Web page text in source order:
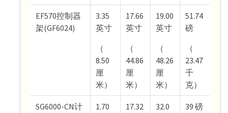
EF570控制器
架(GF6024)
3.35
英寸
（
8.50
厘
米）
17.66
英寸
（
44.86
厘
米）
19.00
英寸
（
48.26
厘
米）
51.74
磅
（
23.47
千
克）
SG6000-CN计
1.70
17.32
32.0
39 磅